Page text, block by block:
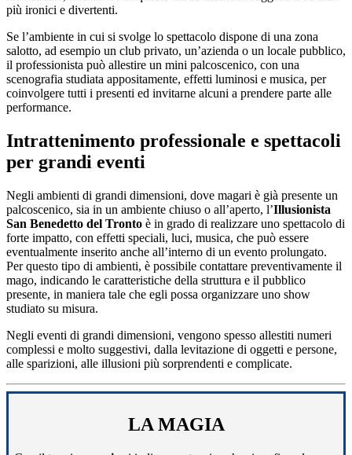
più ironici e divertenti.
Se l’ambiente in cui si svolge lo spettacolo dispone di una zona
salotto, ad esempio un club privato, un’azienda o un locale pubblico,
il professionista può allestire un mini palcoscenico, con una
scenografia studiata appositamente, effetti luminosi e musica, per
coinvolgere tutti i presenti ed invitarne alcuni a prendere parte alle
performance.
Intrattenimento professionale e spettacoli
per grandi eventi
Negli ambienti di grandi dimensioni, dove magari è già presente un
palcoscenico, sia in un ambiente chiuso o all’aperto, l’Illusionista
San Benedetto del Tronto è in grado di realizzare uno spettacolo di
forte impatto, con effetti speciali, luci, musica, che può essere
eventualmente inserito anche all’interno di un evento prolungato.
Per questo tipo di ambienti, è possibile contattare preventivamente il
mago, indicando le caratteristiche della struttura e il pubblico
presente, in maniera tale che egli possa organizzare uno show
studiato su misura.
Negli eventi di grandi dimensioni, vengono spesso allestiti numeri
complessi e molto suggestivi, dalla levitazione di oggetti e persone,
alle sparizioni, alle illusioni più sorprendenti e complicate.
LA MAGIA